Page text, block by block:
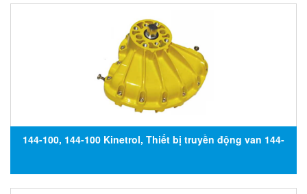
144-100, 144-100 Kinetrol, Thiết bị truyền động van 144-